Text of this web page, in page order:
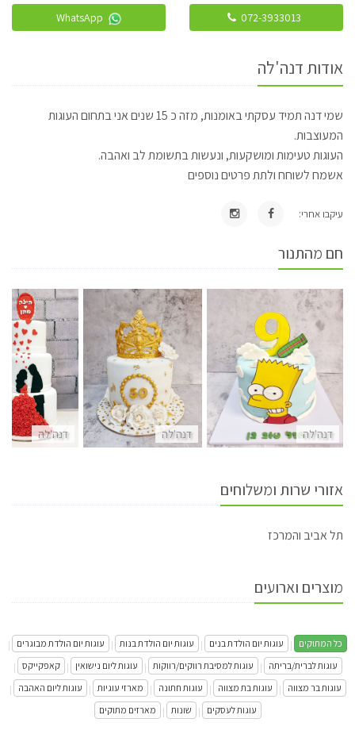
אודות דנה'לה
שמי דנה תמיד עסקתי באומנות, מזה כ 15 שנים אני בתחום העוגות
המעוצבות.
העוגות טעימות ומושקעות, ונעשות בתשומת לב ואהבה.
אשמח לשוחח ולתת פרטים נוספים
עיקבו אחרי:
חם מהתנור
דנה'לה דנה'לה דנה'לה
אזורי שרות ומשלוחים
תל אביב והמרכז
מוצרים וארועים
כל המתוקים | עוגות יום הולדת בנים | עוגות יום הולדת בנות | עוגות יום הולדת מבוגרים
|
עוגות לברית/בריתה
| עוגות למסיבת רווקים/רווקות | עוגות ליום נישואין | קאפקייקס |
עוגות בר מצווה
| עוגות בת מצווה | עוגות חתונה | מארזי עוגיות | עוגות ליום האהבה
|
עוגות לעסקים
| שונות | מארזים מתוקים